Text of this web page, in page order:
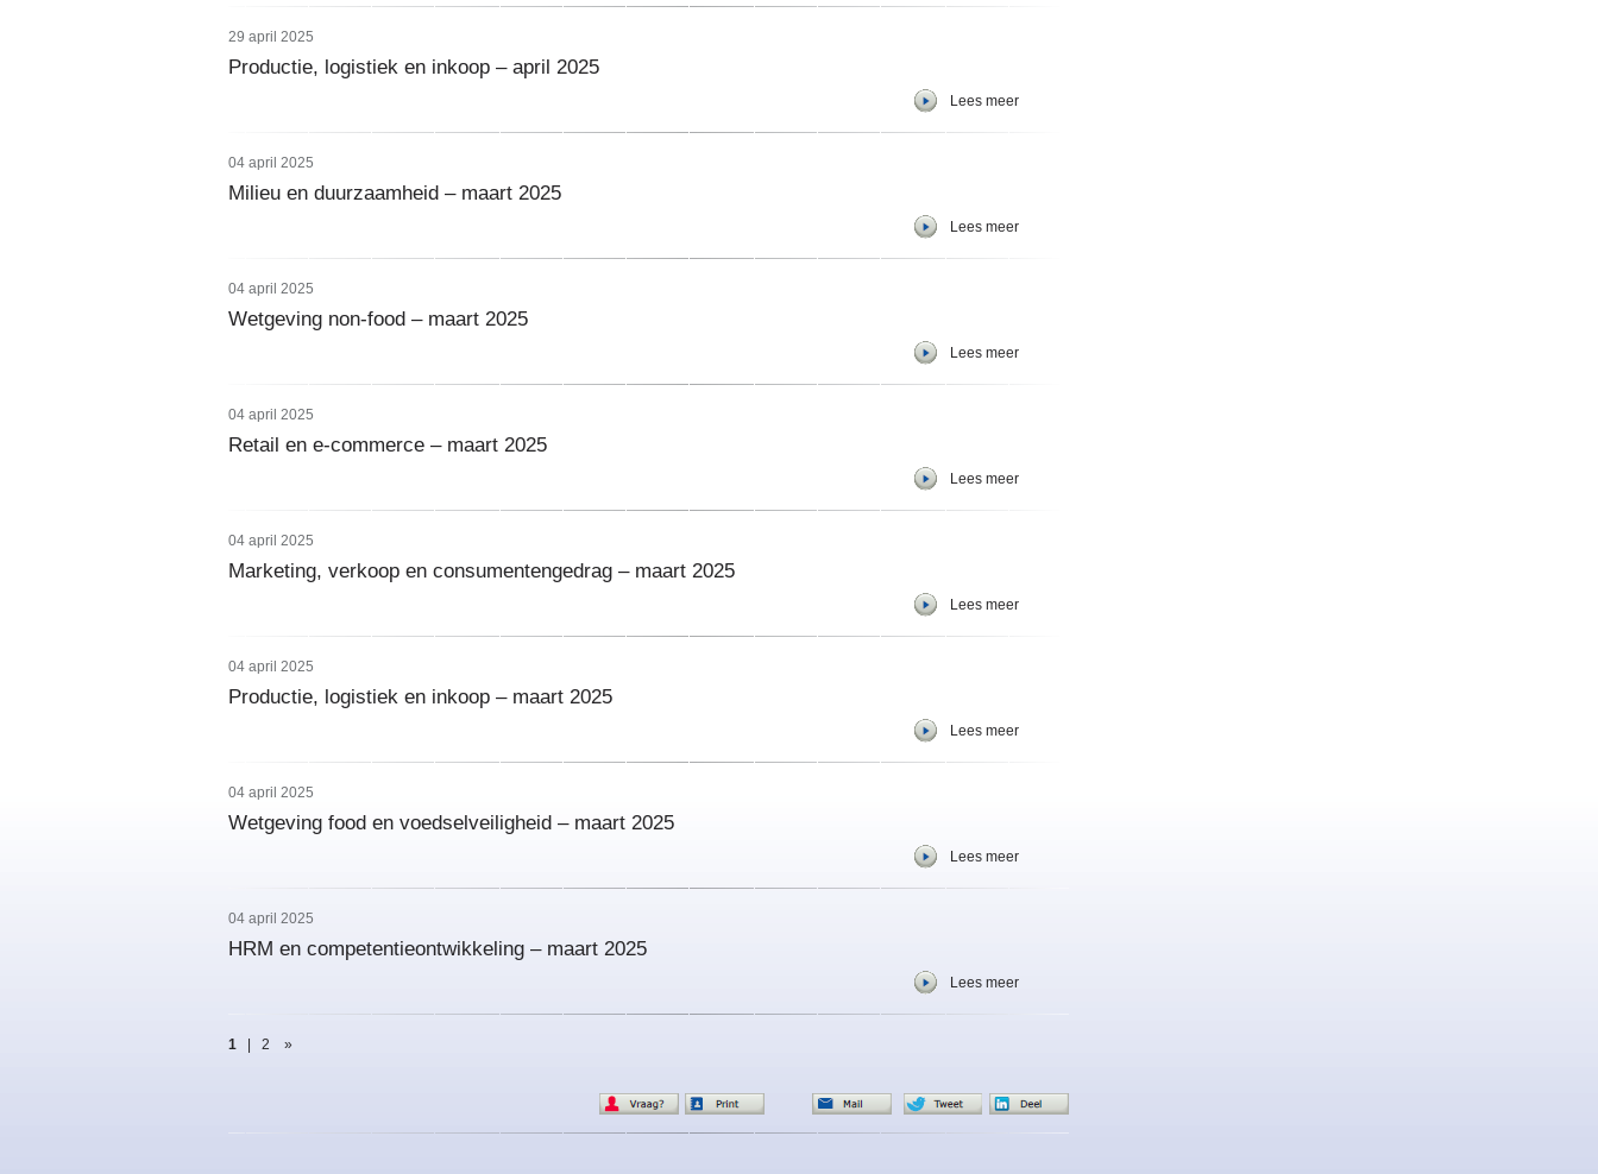
29 april 2025
Productie, logistiek en inkoop – april 2025
Lees meer
04 april 2025
Milieu en duurzaamheid – maart 2025
Lees meer
04 april 2025
Wetgeving non-food – maart 2025
Lees meer
04 april 2025
Retail en e-commerce – maart 2025
Lees meer
04 april 2025
Marketing, verkoop en consumentengedrag – maart 2025
Lees meer
04 april 2025
Productie, logistiek en inkoop – maart 2025
Lees meer
04 april 2025
Wetgeving food en voedselveiligheid – maart 2025
Lees meer
04 april 2025
HRM en competentieontwikkeling – maart 2025
Lees meer
1 2 »